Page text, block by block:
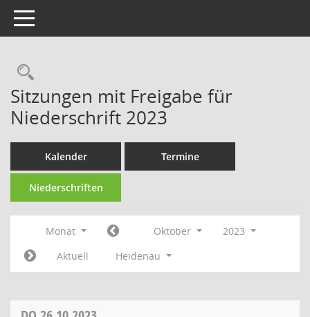
Toggle navigation
Rechercheauswahl
Sitzungen mit Freigabe für
Niederschrift 2023
Kalender Termine
Niederschriften
Monat Oktober
2023
Aktuell
Heidenau